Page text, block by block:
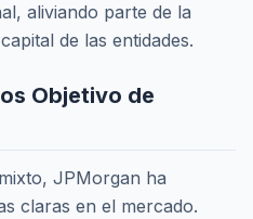
aliviando parte de la
de las entidades.
Objetivo de
JPMorgan ha
claras en el mercado.